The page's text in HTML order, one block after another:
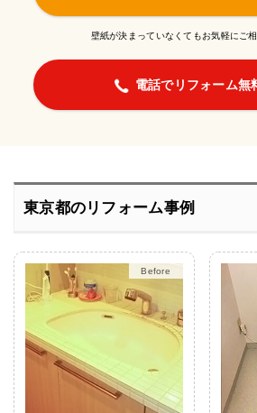
壁紙が決まっていなくてもお気軽にご相
電話でリフォーム無
東京都のリフォーム事例
After